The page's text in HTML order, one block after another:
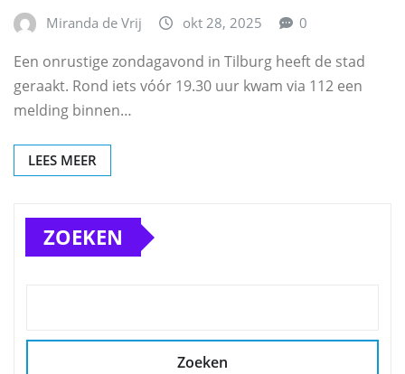
Miranda de Vrij okt 28, 2025 0
Een onrustige zondagavond in Tilburg heeft de stad
geraakt. Rond iets vóór 19.30 uur kwam via 112 een
melding binnen…
LEES MEER
ZOEKEN
Zoeken